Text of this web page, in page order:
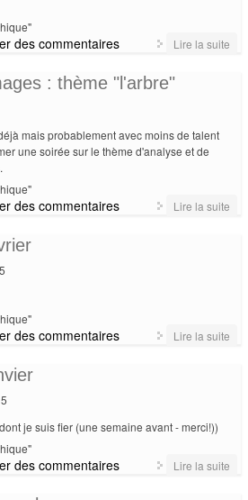
Lire la suite
des commentaires
: thème "l'arbre"
mais probablement avec moins de talent
une soirée sur le thème d'analyse et de
Lire la suite
des commentaires
Lire la suite
des commentaires
je suis fier (une semaine avant - merci!))
Lire la suite
des commentaires